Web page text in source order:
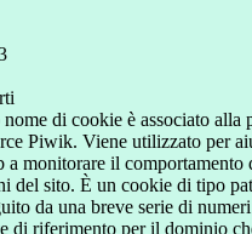
nome di cookie è associato alla
Piwik. Viene utilizzato per
a monitorare il comportamento
del sito. È un cookie di tipo
da una breve serie di
di riferimento per il dominio